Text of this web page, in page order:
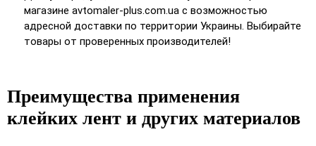
магазине avtomaler-plus.com.ua с возможностью
адресной доставки по территории Украины. Выбирайте
товары от проверенных производителей!
Преимущества применения
клейких лент и других материалов